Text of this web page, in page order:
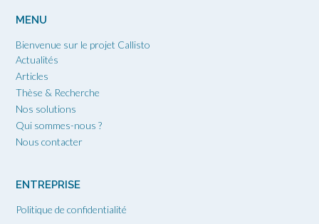
MENU
Bienvenue sur le projet Callisto
Actualités
Articles
Thèse & Recherche
Nos solutions
Qui sommes-nous ?
Nous contacter
ENTREPRISE
Politique de confidentialité